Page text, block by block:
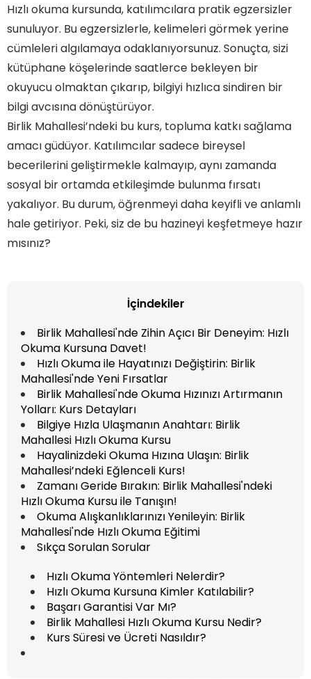
Hızlı okuma kursunda, katılımcılara pratik egzersizler
sunuluyor. Bu egzersizlerle, kelimeleri görmek yerine
cümleleri algılamaya odaklanıyorsunuz. Sonuçta, sizi
kütüphane köşelerinde saatlerce bekleyen bir
okuyucu olmaktan çıkarıp, bilgiyi hızlıca sindiren bir
bilgi avcısına dönüştürüyor.
Birlik Mahallesi’ndeki bu kurs, topluma katkı sağlama
amacı güdüyor. Katılımcılar sadece bireysel
becerilerini geliştirmekle kalmayıp, aynı zamanda
sosyal bir ortamda etkileşimde bulunma fırsatı
yakalıyor. Bu durum, öğrenmeyi daha keyifli ve anlamlı
hale getiriyor. Peki, siz de bu hazineyi keşfetmeye hazır
mısınız?
İçindekiler
Birlik Mahallesi'nde Zihin Açıcı Bir Deneyim: Hızlı
Okuma Kursuna Davet!
Hızlı Okuma ile Hayatınızı Değiştirin: Birlik
Mahallesi'nde Yeni Fırsatlar
Birlik Mahallesi'nde Okuma Hızınızı Artırmanın
Yolları: Kurs Detayları
Bilgiye Hızla Ulaşmanın Anahtarı: Birlik
Mahallesi Hızlı Okuma Kursu
Hayalinizdeki Okuma Hızına Ulaşın: Birlik
Mahallesi’ndeki Eğlenceli Kurs!
Zamanı Geride Bırakın: Birlik Mahallesi'ndeki
Hızlı Okuma Kursu ile Tanışın!
Okuma Alışkanlıklarınızı Yenileyin: Birlik
Mahallesi'nde Hızlı Okuma Eğitimi
Sıkça Sorulan Sorular
Hızlı Okuma Yöntemleri Nelerdir?
Hızlı Okuma Kursuna Kimler Katılabilir?
Başarı Garantisi Var Mı?
Birlik Mahallesi Hızlı Okuma Kursu Nedir?
Kurs Süresi ve Ücreti Nasıldır?